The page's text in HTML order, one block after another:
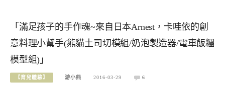
「滿足孩子的手作魂~來自日本Arnest，卡哇依的創
意料理小幫手(熊貓土司切模組/奶泡製造器/電車飯糰
模型組)」
【育兒體驗】 游小熊 2016-03-29 6